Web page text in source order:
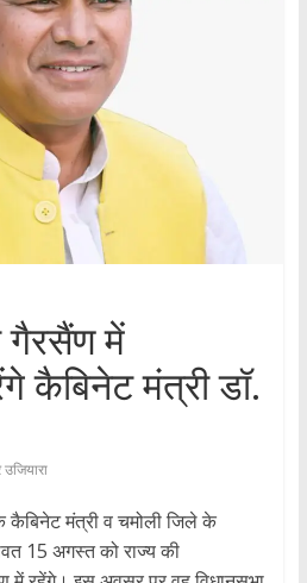
गैरसैंण में
कैबिनेट मंत्री डॉ.
मंत्री व चमोली जिले के
15 अगस्त को राज्य की